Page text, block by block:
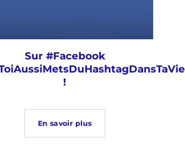
Sur #Facebook
!
En savoir plus